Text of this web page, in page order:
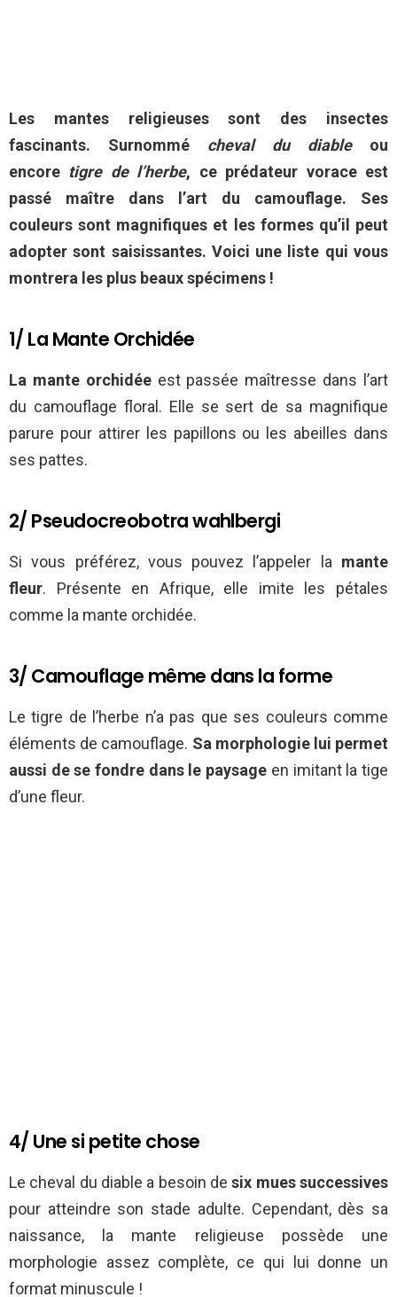
Les mantes religieuses sont des insectes
fascinants. Surnommé cheval du diable ou
encore tigre de l’herbe, ce prédateur vorace est
passé maître dans l’art du camouflage. Ses
couleurs sont magnifiques et les formes qu’il peut
adopter sont saisissantes. Voici une liste qui vous
montrera les plus beaux spécimens !
1/ La Mante Orchidée
La mante orchidéeest passée maîtresse dans l’art
du camouflage floral. Elle se sert de sa magnifique
parure pour attirer les papillons ou les abeilles dans
ses pattes.
2/ Pseudocreobotra wahlbergi
Si vous préférez, vous pouvez l’appeler la mante
fleur. Présente en Afrique, elle imite les pétales
comme la mante orchidée.
3/ Camouflage même dans la forme
Le tigre de l’herbe n’a pas que ses couleurs comme
éléments de camouflage. Sa morphologie lui permet
aussi de se fondre dans le paysage en imitant la tige
d’une fleur.
4/ Une si petite chose
Le cheval du diable a besoin desix mues successives
pour atteindre son stade adulte. Cependant, dès sa
naissance, la mante religieuse possède une
morphologie assez complète, ce qui lui donne un
format minuscule !